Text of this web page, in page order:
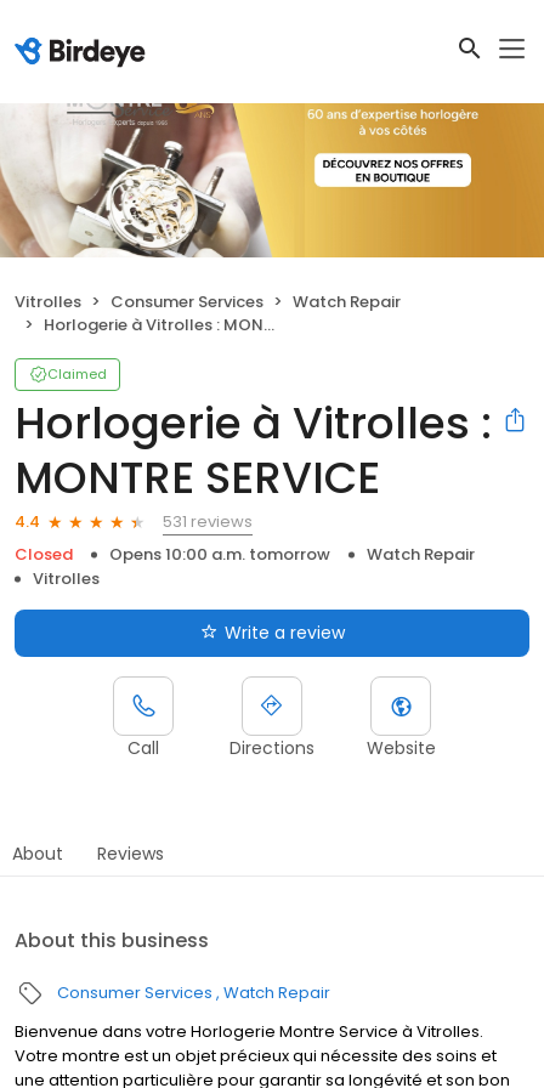
Vitrolles Consumer Services
Watch Repair
Horlogerie à Vitrolles : MONTRE SERVICE
Claimed
Horlogerie à Vitrolles :
MONTRE SERVICE
4.4
531 reviews
Closed
Opens 10:00 a.m. tomorrow
Watch Repair
Vitrolles
Write a review
Call Directions Website
About Reviews
About this business
Consumer Services Watch Repair
Bienvenue dans votre Horlogerie Montre Service à Vitrolles.
Votre montre est un objet précieux qui nécessite des soins et
une attention particulière pour garantir sa longévité et son bon